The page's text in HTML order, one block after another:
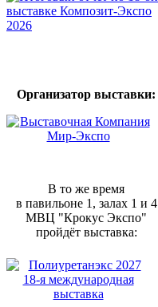
Организатор выставки:
В то же время
в павильоне 1, залах 1 и 4
МВЦ "Крокус Экспо"
пройдёт выставка: